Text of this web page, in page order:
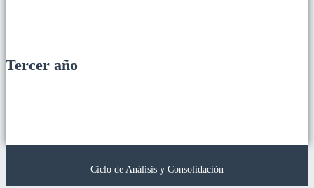
Tercer año
Ciclo de Análisis y Consolidación